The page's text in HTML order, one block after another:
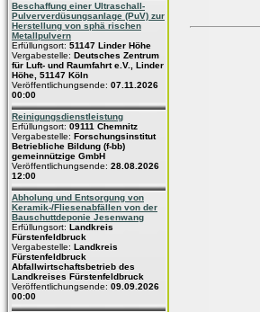
Beschaffung einer Ultraschall-
Pulververdüsungsanlage (PuV) zur
Herstellung von sphä rischen
Metallpulvern
Erfüllungsort: 51147 Linder Höhe
Vergabestelle: Deutsches Zentrum
für Luft- und Raumfahrt e.V., Linder
Höhe, 51147 Köln
Veröffentlichungsende: 07.11.2026
00:00
Reinigungsdienstleistung
Erfüllungsort: 09111 Chemnitz
Vergabestelle: Forschungsinstitut
Betriebliche Bildung (f-bb)
gemeinnützige GmbH
Veröffentlichungsende: 28.08.2026
12:00
Abholung und Entsorgung von
Keramik-/Fliesenabfällen von der
Bauschuttdeponie Jesenwang
Erfüllungsort: Landkreis
Fürstenfeldbruck
Vergabestelle: Landkreis
Fürstenfeldbruck
Abfallwirtschaftsbetrieb des
Landkreises Fürstenfeldbruck
Veröffentlichungsende: 09.09.2026
00:00